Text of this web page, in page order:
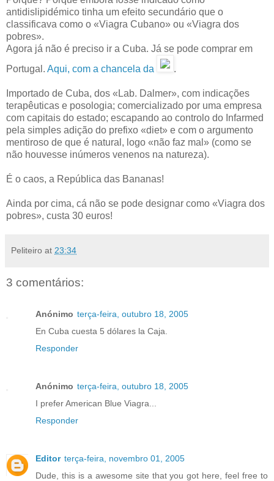
antidislipidémico tinha um efeito secundário que o
classificava como o «Viagra Cubano» ou «Viagra dos
pobres».
Agora já não é preciso ir a Cuba. Já se pode comprar em
Portugal. Aqui, com a chancela da .
Importado de Cuba, dos «Lab. Dalmer», com indicações
terapêuticas e posologia; comercializado por uma empresa
com capitais do estado; escapando ao controlo do Infarmed
pela simples adição do prefixo «diet» e com o argumento
mentiroso de que é natural, logo «não faz mal» (como se
não houvesse inúmeros venenos na natureza).
É o caos, a República das Bananas!
Ainda por cima, cá não se pode designar como «Viagra dos
pobres», custa 30 euros!
Peliteiro at 23:34
3 comentários:
Anónimo terça-feira, outubro 18, 2005
En Cuba cuesta 5 dólares la Caja.
Responder
Anónimo terça-feira, outubro 18, 2005
I prefer American Blue Viagra...
Responder
Editor terça-feira, novembro 01, 2005
Dude, this is a awesome site that you got here, feel free to